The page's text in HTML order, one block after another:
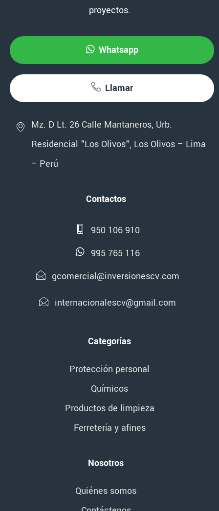
proyectos.
Whatsapp
Llamar
Mz. D Lt. 26 Calle Mantaneros, Urb.
Residencial "Los Olivos", Los Olivos – Lima
– Perú
Contactos
950 106 910
995 765 116
gcomercial@inversionescv.com
internacionalescv@gmail.com
Categorías
Protección personal
Químicos
Productos de limpieza
Ferretería y afines
Nosotros
Quiénes somos